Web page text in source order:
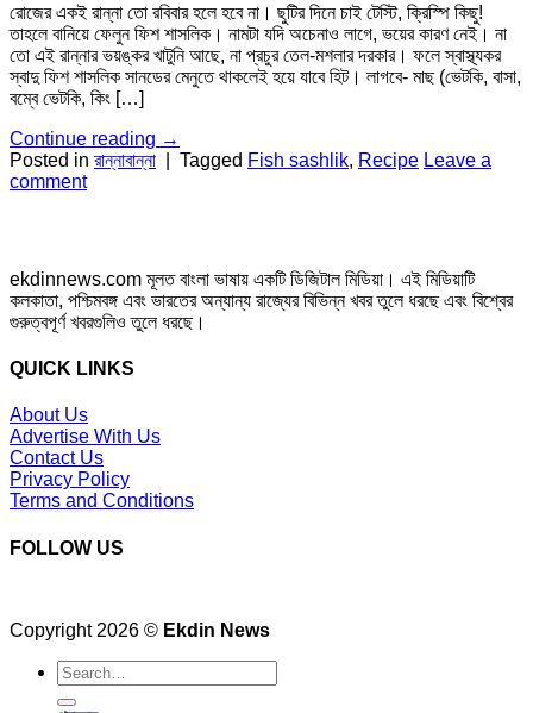
রোজের একই রান্না তো রবিবার হলে হবে না। ছুটির দিনে চাই টেস্টি, ক্রিস্পি কিছু!
তাহলে বানিয়ে ফেলুন ফিশ শাসলিক। নামটা যদি অচেনাও লাগে, ভয়ের কারণ নেই। না
তো এই রান্নার ভয়ঙ্কর খাটুনি আছে, না প্রচুর তেল-মশলার দরকার। ফলে স্বাস্থ্যকর
স্বাদু ফিশ শাসলিক সানডের মেনুতে থাকলেই হয়ে যাবে হিট। লাগবে- মাছ (ভেটকি, বাসা,
বম্বে ভেটকি, কিং […]
Continue reading →
Posted in রান্নাবান্না Tagged Fish sashlik, Recipe Leave a
comment
ekdinnews.com মূলত বাংলা ভাষায় একটি ডিজিটাল মিডিয়া। এই মিডিয়াটি
কলকাতা, পশ্চিমবঙ্গ এবং ভারতের অন্যান্য রাজ্যের বিভিন্ন খবর তুলে ধরছে এবং বিশ্বের
গুরুত্বপূর্ণ খবরগুলিও তুলে ধরছে।
QUICK LINKS
About Us
Advertise With Us
Contact Us
Privacy Policy
Terms and Conditions
FOLLOW US
Copyright 2026 © Ekdin News